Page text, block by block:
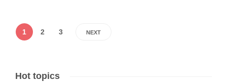
1 2 3 NEXT
Hot topics